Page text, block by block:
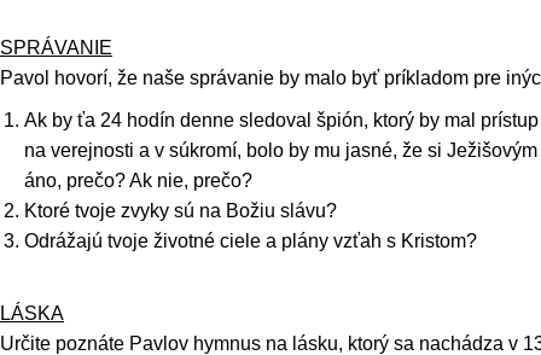
SPRÁVANIE
Pavol hovorí, že naše správanie by malo byť príkladom pre
Ak by ťa 24 hodín denne sledoval špión, ktorý by mal
na verejnosti a v súkromí, bolo by mu jasné, že si
áno, prečo? Ak nie, prečo?
Ktoré tvoje zvyky sú na Božiu slávu?
Odrážajú tvoje životné ciele a plány vzťah s Kristom?
LÁSKA
Určite poznáte Pavlov hymnus na lásku, ktorý sa nachádza v